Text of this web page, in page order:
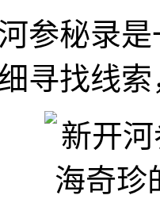
参秘录
寻找线